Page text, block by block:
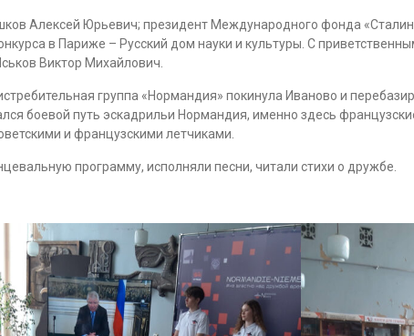
Алексей Юрьевич; президент Международного фонда
в Париже – Русский дом науки и культуры. С
Виктор Михайлович.
группа «Нормандия» покинула Иваново и
боевой путь эскадрильи Нормандия, именно здесь
и французскими летчиками.
программу, исполняли песни, читали стихи о дружбе.